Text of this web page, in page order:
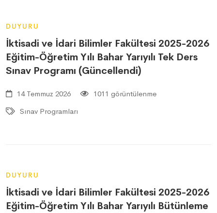
DUYURU
İktisadi ve İdari Bilimler Fakültesi 2025-2026
Eğitim-Öğretim Yılı Bahar Yarıyılı Tek Ders
Sınav Programı (Güncellendi)
14 Temmuz 2026
1011 görüntülenme
Sınav Programları
DUYURU
İktisadi ve İdari Bilimler Fakültesi 2025-2026
Eğitim-Öğretim Yılı Bahar Yarıyılı Bütünleme